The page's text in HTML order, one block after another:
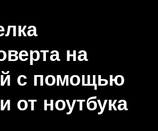
на
с помощью
от ноутбука